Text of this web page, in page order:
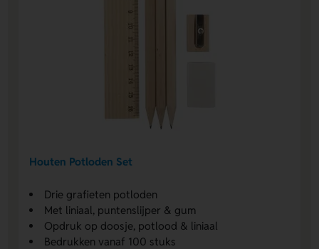
Houten Potloden Set
Drie grafieten potloden
Met liniaal, puntenslijper & gum
Opdruk op doosje, potlood & liniaal
Bedrukken vanaf 100 stuks